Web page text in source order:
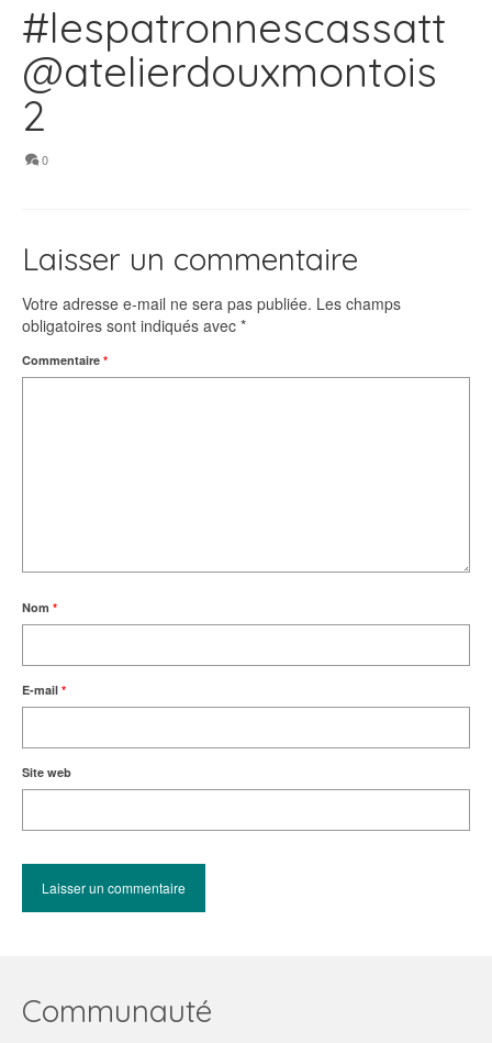
#lespatronnescassatt
@atelierdouxmontois
2
0
Laisser un commentaire
Votre adresse e-mail ne sera pas publiée. Les champs
obligatoires sont indiqués avec *
Commentaire *
Nom *
E-mail *
Site web
Communauté